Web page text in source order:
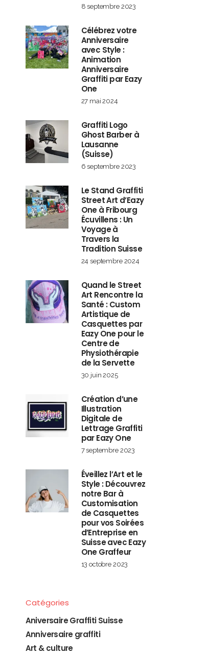
8 septembre 2023
Célébrez votre
Anniversaire
avec Style :
Animation
Anniversaire
Graffiti par Eazy
One
27 mai 2024
Graffiti Logo
Ghost Barber à
Lausanne
(Suisse)
6 septembre 2023
Le Stand Graffiti
Street Art d’Eazy
One à Fribourg
Écuvillens : Un
Voyage à
Travers la
Tradition Suisse
24 septembre 2024
Quand le Street
Art Rencontre la
Santé : Custom
Artistique de
Casquettes par
Eazy One pour le
Centre de
Physiothérapie
de la Servette
30 juin 2025
Création d’une
Illustration
Digitale de
Lettrage Graffiti
par Eazy One
7 septembre 2023
Éveillez l’Art et le
Style : Découvrez
notre Bar à
Customisation
de Casquettes
pour vos Soirées
d’Entreprise en
Suisse avec Eazy
One Graffeur
13 octobre 2023
Catégories
Aniversaire Graffiti Suisse
Anniversaire graffiti
Art & culture